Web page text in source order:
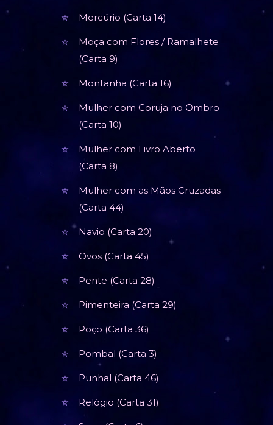
Mercúrio (Carta 14)
Moça com Flores / Ramalhete
(Carta 9)
Montanha (Carta 16)
Mulher com Coruja no Ombro
(Carta 10)
Mulher com Livro Aberto
(Carta 8)
Mulher com as Mãos Cruzadas
(Carta 44)
Navio (Carta 20)
Ovos (Carta 45)
Pente (Carta 28)
Pimenteira (Carta 29)
Poço (Carta 36)
Pombal (Carta 3)
Punhal (Carta 46)
Relógio (Carta 31)